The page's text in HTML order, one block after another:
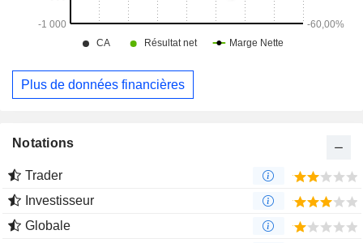
Plus de données financières
Notations
Trader
Investisseur
Globale